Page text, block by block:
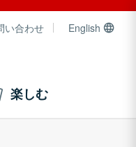
い合わせ English
楽しむ